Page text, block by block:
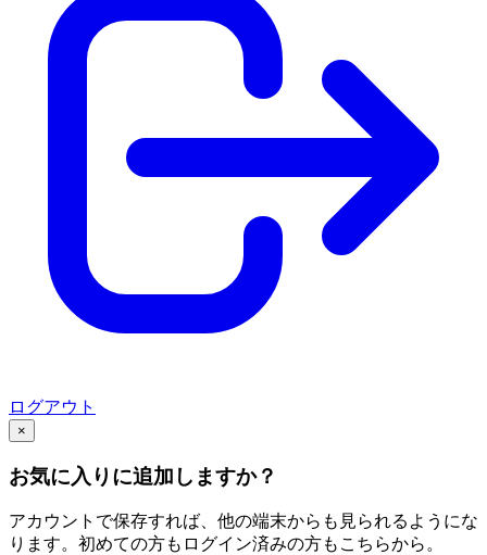
ログアウト
×
お気に入りに追加しますか？
アカウントで保存すれば、他の端末からも見られるようにな
ります。初めての方もログイン済みの方もこちらから。